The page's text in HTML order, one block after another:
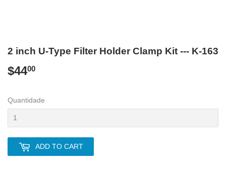
2 inch U-Type Filter Holder Clamp Kit --- K-163
$4400
Quantidade
ADD TO CART